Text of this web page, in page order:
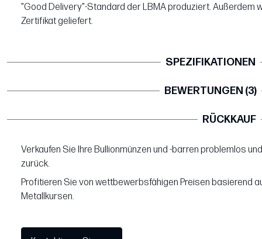
"Good Delivery"-Standard der LBMA produziert. Außerdem
Zertifikat geliefert.
SPEZIFIKATIONEN
BEWERTUNGEN (3)
RÜCKKAUF
Verkaufen Sie Ihre Bullionmünzen und -barren problemlos
zurück.
Profitieren Sie von wettbewerbsfähigen Preisen basierend
Metallkursen.